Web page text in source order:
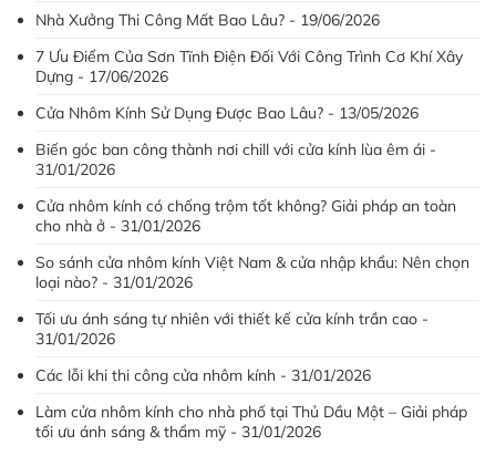
Nhà Xưởng Thi Công Mất Bao Lâu? - 19/06/2026
7 Ưu Điểm Của Sơn Tĩnh Điện Đối Với Công Trình Cơ Khí Xây
Dựng - 17/06/2026
Cửa Nhôm Kính Sử Dụng Được Bao Lâu? - 13/05/2026
Biến góc ban công thành nơi chill với cửa kính lùa êm ái -
31/01/2026
Cửa nhôm kính có chống trộm tốt không? Giải pháp an toàn
cho nhà ở - 31/01/2026
So sánh cửa nhôm kính Việt Nam & cửa nhập khẩu: Nên chọn
loại nào? - 31/01/2026
Tối ưu ánh sáng tự nhiên với thiết kế cửa kính trần cao -
31/01/2026
Các lỗi khi thi công cửa nhôm kính - 31/01/2026
Làm cửa nhôm kính cho nhà phố tại Thủ Dầu Một – Giải pháp
tối ưu ánh sáng & thẩm mỹ - 31/01/2026